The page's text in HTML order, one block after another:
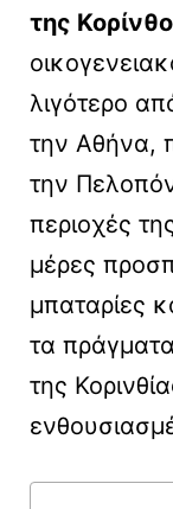
της
λιγότερο
την Αθήνα,
την
περιοχές
μέρες
μπαταρίες
τα
της